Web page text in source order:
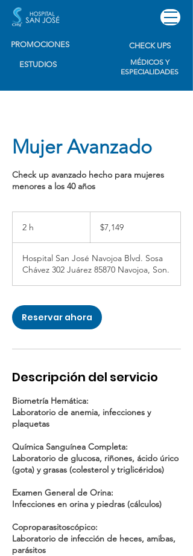
PROMOCIONES
ESTUDIOS
CHECK UPS
MÉDICOS Y
ESPECIALIDADES
Mujer Avanzado
Check up avanzado hecho para mujeres
menores a los 40 años
2 h
mexicanos
$7,149
Hospital San José Navojoa Blvd. Sosa
Chávez 302 Juárez 85870 Navojoa, Son.
Reservar ahora
Descripción del servicio
Biometría Hemática:
Laboratorio de anemia, infecciones y
plaquetas
Química Sanguínea Completa:
Laboratorio de glucosa, riñones, ácido úrico
(gota) y grasas (colesterol y triglicéridos)
Examen General de Orina:
Infecciones en orina y piedras (cálculos)
Coproparasitoscópico:
Laboratorio de infección de heces, amibas,
parásitos